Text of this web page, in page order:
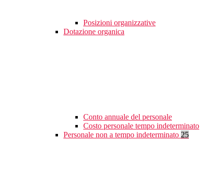
Posizioni organizzative
Dotazione organica
Conto annuale del personale
Costo personale tempo indeterminato
Personale non a tempo indeterminato 25